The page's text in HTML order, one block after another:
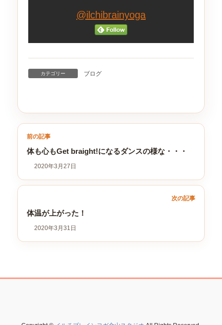
@ilchibrainyoga
カテゴリー ブログ
前の記事
体も心もGet braight!になるダンスの様な・・・
2020年3月27日
次の記事
体温が上がった！
2020年3月31日